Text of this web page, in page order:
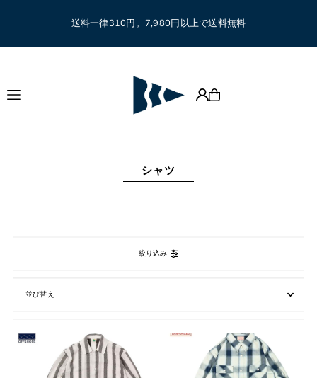
Translation missing: ja.accessibility.skip_to_text
送料一律310円。7,980円以上で送料無料
シャツ
絞り込み
関連性が最も高い
ベストセラー